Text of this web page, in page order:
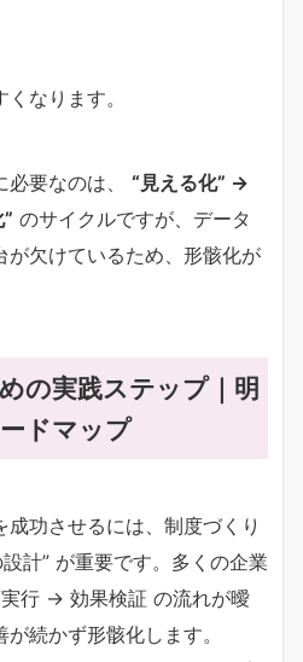
なります。
必要なのは、 “見える化” →
のサイクルですが、データ
が欠けているため、形骸化が
の実践ステップ｜明
ドマップ
功させるには、制度づくり
計” が重要です。多くの企業
行 → 効果検証 の流れが曖
続かず形骸化します。